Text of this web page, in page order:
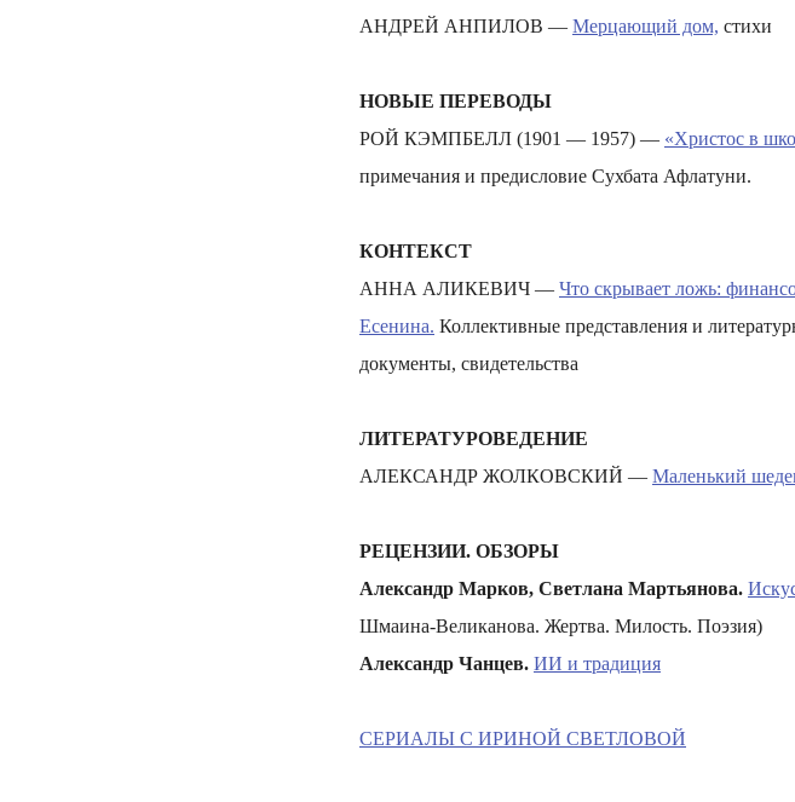
АНДРЕЙ АНПИЛОВ — Мерцающий дом, стихи
НОВЫЕ ПЕРЕВОДЫ
РОЙ КЭМПБЕЛЛ (1901 — 1957) — «Христос в
примечания и предисловие Сухбата Афлатуни.
КОНТЕКСТ
АННА АЛИКЕВИЧ — Что скрывает ложь:
Есенина. Коллективные представления и
документы, свидетельства
ЛИТЕРАТУРОВЕДЕНИЕ
АЛЕКСАНДР ЖОЛКОВСКИЙ — Маленький
РЕЦЕНЗИИ. ОБЗОРЫ
Александр Марков, Светлана Мартьянова.
Шмаина-Великанова. Жертва. Милость. Поэзия)
Александр Чанцев. ИИ и традиция
СЕРИАЛЫ С ИРИНОЙ СВЕТЛОВОЙ